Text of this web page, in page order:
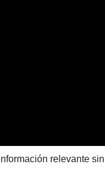
relevante